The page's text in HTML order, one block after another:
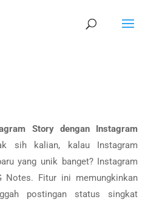
Story dengan Instagram
sih kalian, kalau Instagram
yang unik banget? Instagram
Notes. Fitur ini memungkinkan
postingan status singkat